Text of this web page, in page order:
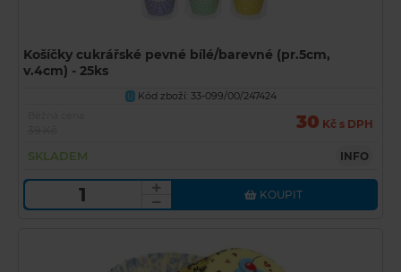
Košíčky cukrářské pevné bílé/barevné (pr.5cm,
v.4cm) - 25ks
U Kód zboží: 33-099/00/247424
30 Kč s DPH
SKLADEM INFO
KOUPIT